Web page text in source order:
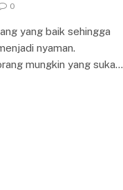
0
yang baik sehingga
nyaman.
mungkin yang suka…